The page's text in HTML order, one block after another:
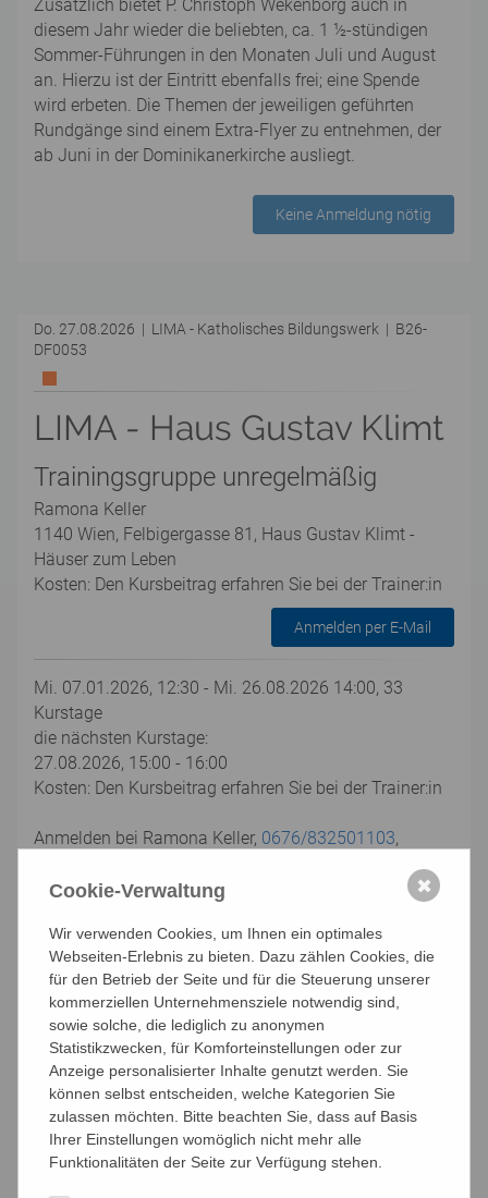
Zusätzlich bietet P. Christoph Wekenborg auch in
diesem Jahr wieder die beliebten, ca. 1 ½-stündigen
Sommer-Führungen in den Monaten Juli und August
an. Hierzu ist der Eintritt ebenfalls frei; eine Spende
wird erbeten. Die Themen der jeweiligen geführten
Rundgänge sind einem Extra-Flyer zu entnehmen, der
ab Juni in der Dominikanerkirche ausliegt.
Keine Anmeldung nötig
Do. 27.08.2026 | LIMA - Katholisches Bildungswerk | B26-
DF0053
LIMA - Haus Gustav Klimt
Trainingsgruppe unregelmäßig
Ramona Keller
1140 Wien, Felbigergasse 81, Haus Gustav Klimt -
Häuser zum Leben
Kosten: Den Kursbeitrag erfahren Sie bei der Trainer:in
Anmelden per E-Mail
Mi. 07.01.2026, 12:30 - Mi. 26.08.2026 14:00, 33
Kurstage
die nächsten Kurstage:
27.08.2026, 15:00 - 16:00
Kosten: Den Kursbeitrag erfahren Sie bei der Trainer:in
Anmelden bei Ramona Keller, 0676/832501103,
LIMA - ein Trainingsprogramm, das den ganzen
Die Trainings beinhalten folgende Bereiche
Gedächtnistraining ... fördert die kognitiven Leistungen
durch Übungen für Konzentration, Aufmerksamkeit
und das Training von Mnemotechniken.
Bewegungsübungen ... aktivieren den ganzen Körper.
Mit Schwung und Spaß trainieren Sie Gleichgewicht,
Koordination, Ausdauer.
Cookie-Verwaltung
Wir verwenden Cookies, um Ihnen ein optimales
Webseiten-Erlebnis zu bieten. Dazu zählen Cookies, die
für den Betrieb der Seite und für die Steuerung unserer
kommerziellen Unternehmensziele notwendig sind,
sowie solche, die lediglich zu anonymen
Statistikzwecken, für Komforteinstellungen oder zur
Anzeige personalisierter Inhalte genutzt werden. Sie
können selbst entscheiden, welche Kategorien Sie
zulassen möchten. Bitte beachten Sie, dass auf Basis
Ihrer Einstellungen womöglich nicht mehr alle
Funktionalitäten der Seite zur Verfügung stehen.
✖